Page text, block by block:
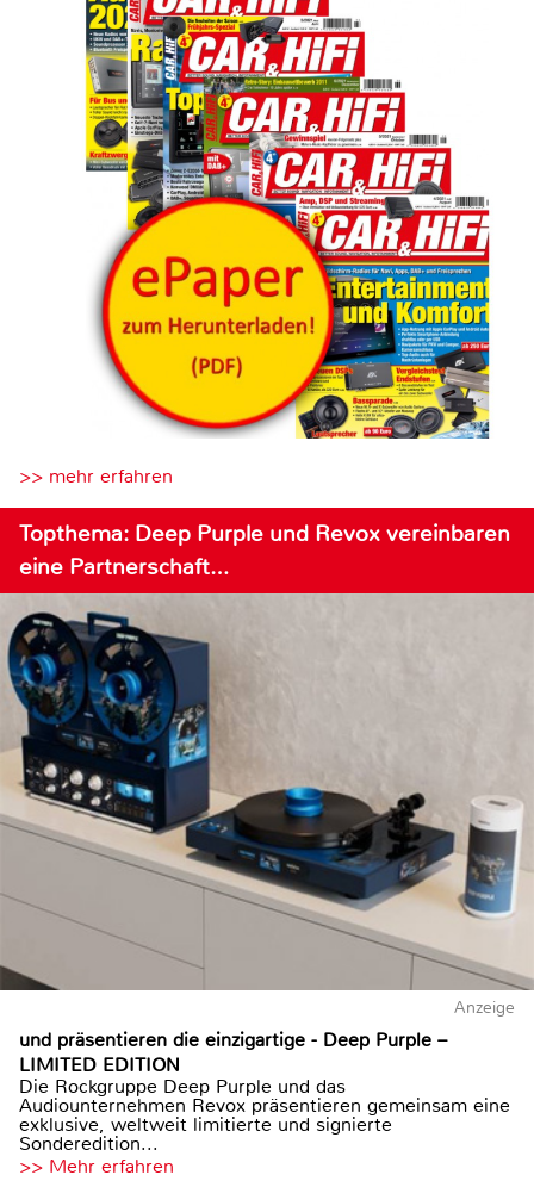
>> mehr erfahren
Topthema: Deep Purple und Revox vereinbaren
eine Partnerschaft…
Anzeige
und präsentieren die einzigartige - Deep Purple –
LIMITED EDITION
Die Rockgruppe Deep Purple und das
Audiounternehmen Revox präsentieren gemeinsam eine
exklusive, weltweit limitierte und signierte
Sonderedition...
>> Mehr erfahren